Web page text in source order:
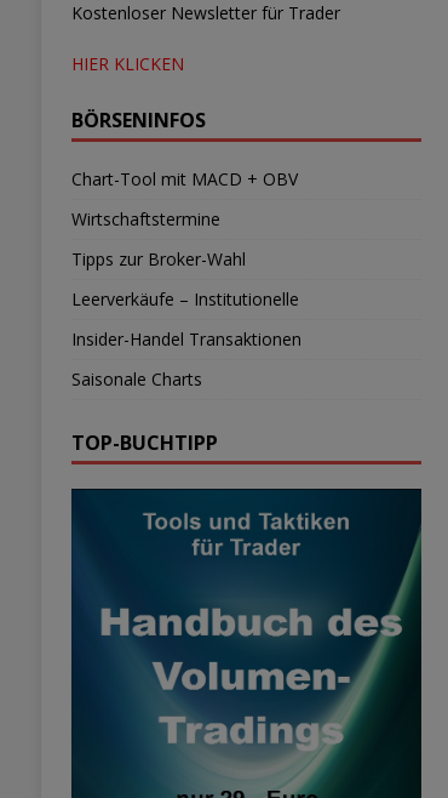
Kostenloser Newsletter für Trader
HIER KLICKEN
BÖRSENINFOS
Chart-Tool mit MACD + OBV
Wirtschaftstermine
Tipps zur Broker-Wahl
Leerverkäufe – Institutionelle
Insider-Handel Transaktionen
Saisonale Charts
TOP-BUCHTIPP